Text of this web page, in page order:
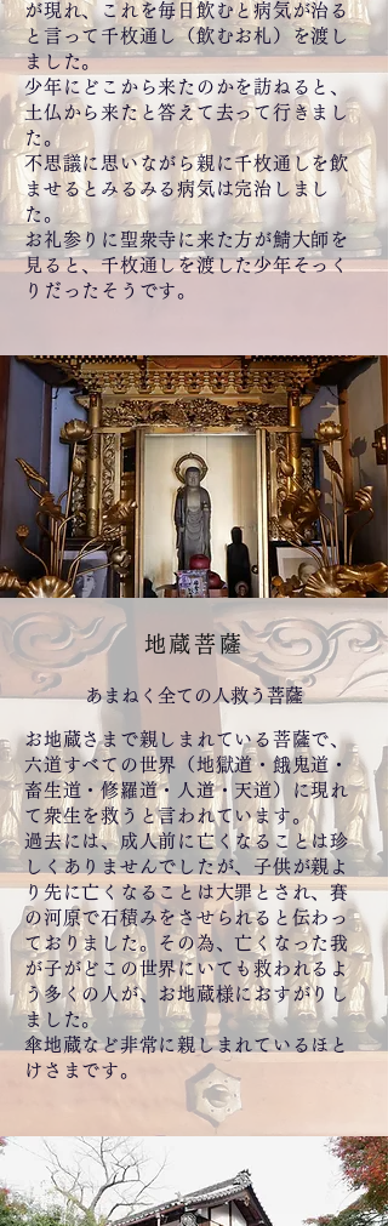
が現れ、これを毎日飲むと病気が治る
と言って千枚通し（飲むお札）を渡し
ました。
少年にどこから来たのかを訪ねると、
土仏から来たと答えて去って行きまし
た。
不思議に思いながら親に千枚通しを飲
ませるとみるみる病気は完治しまし
た。
お礼参りに聖衆寺に来た方が鯖大師を
見ると、千枚通しを渡した少年そっく
りだったそうです。
地蔵菩薩
あまねく全ての人救う菩薩
お地蔵さまで親しまれている菩薩で、
六道すべての世界（地獄道・餓鬼道・
畜生道・修羅道・人道・天道）に現れ
て衆生を救うと言われています。
過去には、成人前に亡くなることは珍
しくありませんでしたが、子供が親よ
り先に亡くなることは大罪とされ、賽
の河原で石積みをさせられると伝わっ
ておりました。その為、亡くなった我
が子がどこの世界にいても救われるよ
う多くの人が、お地蔵様におすがりし
ました。
傘地蔵など非常に親しまれているほと
けさまです。